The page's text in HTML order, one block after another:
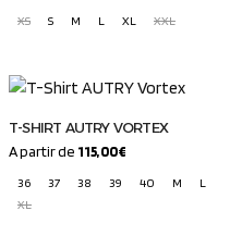
XS
S M L XL XXL
T-SHIRT AUTRY VORTEX
A partir de 115,00€
36
37 38 39 40 M
L
XL